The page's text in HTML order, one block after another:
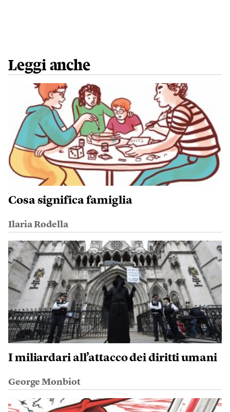
Leggi anche
Cosa significa famiglia
Ilaria Rodella
I miliardari all’attacco dei diritti umani
George Monbiot